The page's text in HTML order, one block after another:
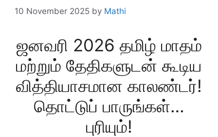
10 November 2025 by Mathi
ஜனவரி 2026 தமிழ் மாதம்
மற்றும் தேதிகளுடன் கூடிய
வித்தியாசமான காலண்டர்!
தொட்டுப் பாருங்கள்…
புரியும்!